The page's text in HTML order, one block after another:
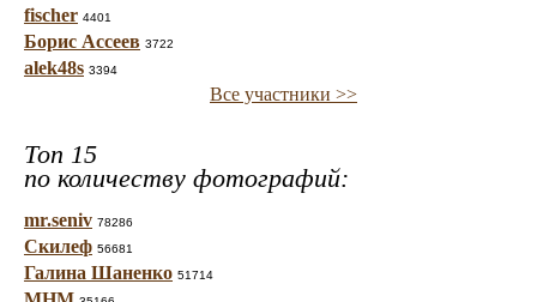
fischer 4401
Борис Ассеев 3722
alek48s 3394
Все участники >>
Топ 15
по количеству фотографий:
mr.seniv 78286
Скилеф 56681
Галина Шаненко 51714